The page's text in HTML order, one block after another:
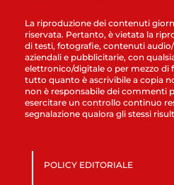
La riproduzione dei contenuti
riservata. Pertanto, è vietata la
di testi, fotografie, contenuti
aziendali e pubblicitarie, con
elettronico/digitale o per mezzo di
tutto quanto è ascrivibile a copia
non è responsabile dei commenti
esercitare un controllo continuo
segnalazione qualora gli stessi
POLICY EDITORIALE